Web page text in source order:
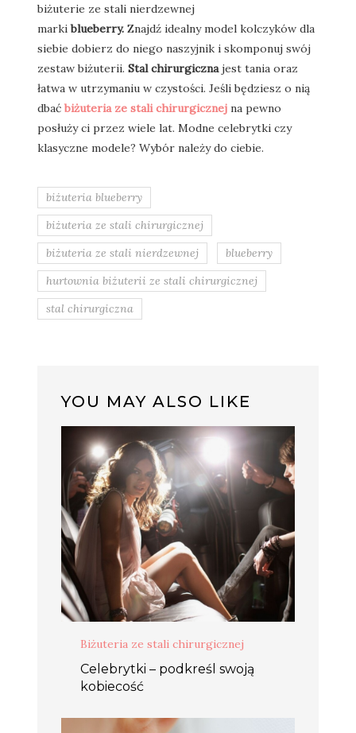
biżuterie ze stali nierdzewnej
markiblueberry. Znajdź idealny model kolczyków dla
siebie dobierz do niego naszyjnik i skomponuj swój
zestaw biżuterii. Stal chirurgicznajest tania oraz
łatwa w utrzymaniu w czystości. Jeśli będziesz o nią
dbać biżuteria ze stali chirurgicznej na pewno
posłuży ci przez wiele lat. Modne celebrytki czy
klasyczne modele? Wybór należy do ciebie.
biżuteria blueberry
biżuteria ze stali chirurgicznej
biżuteria ze stali nierdzewnej
blueberry
hurtownia biżuterii ze stali chirurgicznej
stal chirurgiczna
YOU MAY ALSO LIKE
Biżuteria ze stali chirurgicznej
Celebrytki – podkreśl swoją
kobiecość